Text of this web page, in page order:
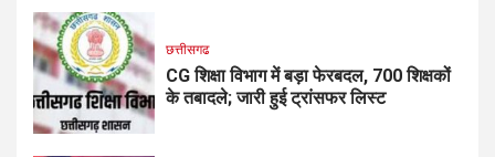
छत्तीसगढ
CG शिक्षा विभाग में बड़ा फेरबदल, 700 शिक्षकों
के तबादले; जारी हुई ट्रांसफर लिस्ट